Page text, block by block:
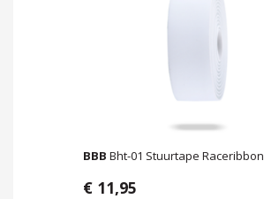
BBB Bht-01 Stuurtape Raceribbon
€ 11,95